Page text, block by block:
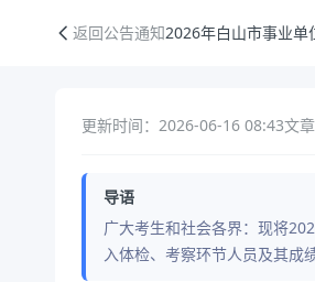
返回公告通知2026年白山市事业单
更新时间：2026-06-16 08:43文
导语
广大考生和社会各界：现将
入体检、考察环节人员及其成